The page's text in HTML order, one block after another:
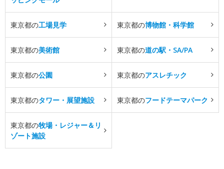
東京都の工場見学 東京都の博物館・科学館
東京都の美術館 東京都の道の駅・SA/PA
東京都の公園 東京都のアスレチック
東京都のタワー・展望施設 東京都のフードテーマパーク
東京都の牧場・レジャー＆リ
ゾート施設